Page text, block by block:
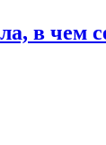
в чем